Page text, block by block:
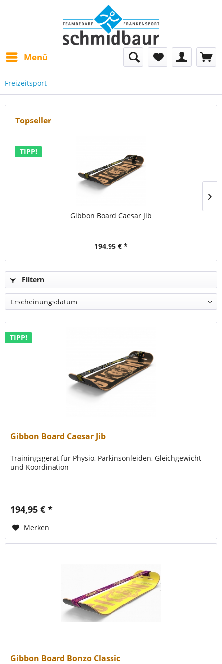
Menü
Freizeitsport
Topseller
TIPP!
Gibbon Board Caesar Jib
194,95 € *
Filtern
TIPP!
Gibbon Board Caesar Jib
Trainingsgerät für Physio, Parkinsonleiden, Gleichgewicht
und Koordination
194,95 € *
Merken
Gibbon Board Bonzo Classic